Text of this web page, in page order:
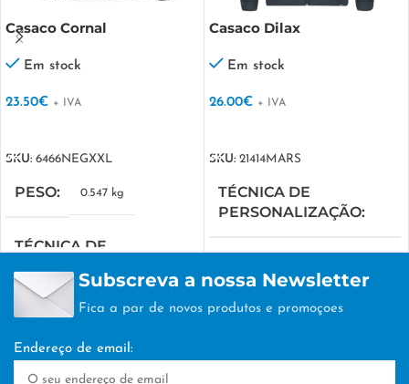
Casaco Cornal
Em stock
23.50€ + IVA
SKU: 6466NEGXXL
PESO 0.547 kg
TÉCNICA DE
SERIGRAFIA
Casaco Dilax
Em stock
26.00€ + IVA
SKU: 21414MARS
TÉCNICA DE
PERSONALIZAÇÃO
Subscreva a nossa Newsletter
Fica a par de novos produtos e promoçoes
Endereço de email: